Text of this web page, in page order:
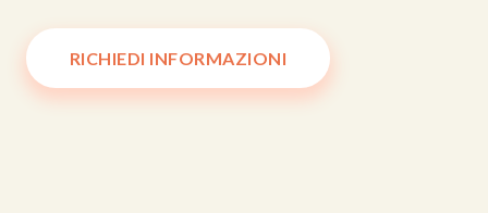
RICHIEDI INFORMAZIONI